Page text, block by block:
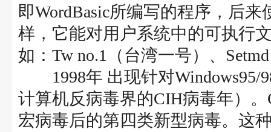
即WordBasic所编写的程序，后
样，它能对用户系统中的可执行
如：Tw no.1（台湾一号）、
1998年 出现针对Windows95/
计算机反病毒界的CIH病毒年）
宏病毒后的第四类新型病毒。这